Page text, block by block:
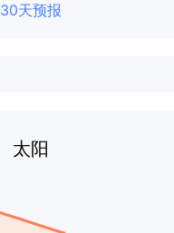
30天预报
太阳